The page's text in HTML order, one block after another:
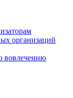
организаций
вовлечению